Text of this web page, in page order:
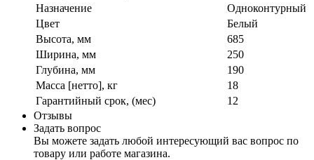
Назначение
Одноконтурный
Цвет
Белый
Высота, мм
685
Ширина, мм
250
Глубина, мм
190
Масса [нетто], кг
18
Гарантийный срок, (мес)
12
Отзывы
Задать вопрос
Вы можете задать любой интересующий вас вопрос по
товару или работе магазина.